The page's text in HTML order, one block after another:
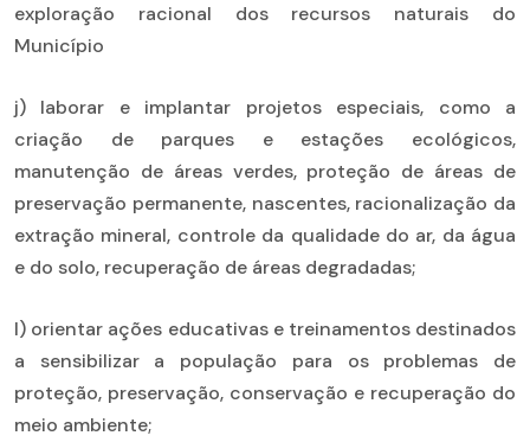
exploração racional dos recursos naturais do
Município
j) laborar e implantar projetos especiais, como a
criação de parques e estações ecológicos,
manutenção de áreas verdes, proteção de áreas de
preservação permanente, nascentes, racionalização da
extração mineral, controle da qualidade do ar, da água
e do solo, recuperação de áreas degradadas;
l) orientar ações educativas e treinamentos destinados
a sensibilizar a população para os problemas de
proteção, preservação, conservação e recuperação do
meio ambiente;